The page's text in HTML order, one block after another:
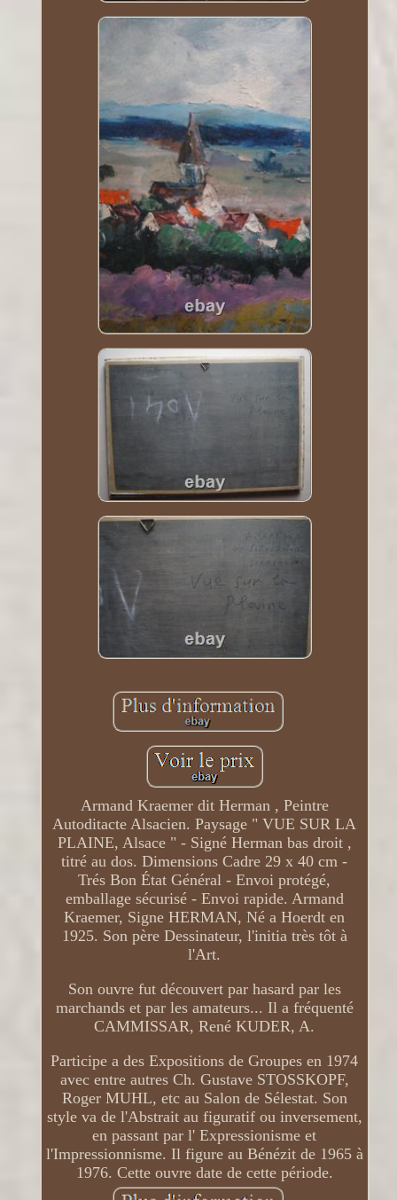
Armand Kraemer dit Herman , Peintre
Autoditacte Alsacien. Paysage " VUE SUR LA
PLAINE, Alsace " - Signé Herman bas droit ,
titré au dos. Dimensions Cadre 29 x 40 cm -
Trés Bon État Général - Envoi protégé,
emballage sécurisé - Envoi rapide. Armand
Kraemer, Signe HERMAN, Né a Hoerdt en
1925. Son père Dessinateur, l'initia très tôt à
l'Art.
Son ouvre fut découvert par hasard par les
marchands et par les amateurs... Il a fréquenté
CAMMISSAR, René KUDER, A.
Participe a des Expositions de Groupes en 1974
avec entre autres Ch. Gustave STOSSKOPF,
Roger MUHL, etc au Salon de Sélestat. Son
style va de l'Abstrait au figuratif ou inversement,
en passant par l' Expressionisme et
l'Impressionnisme. Il figure au Bénézit de 1965 à
1976. Cette ouvre date de cette période.